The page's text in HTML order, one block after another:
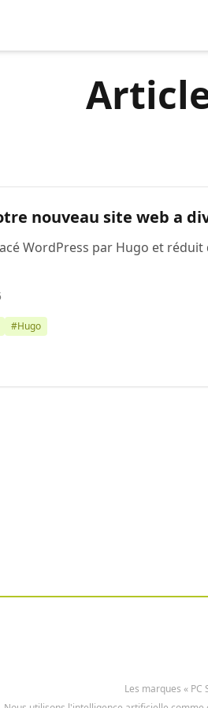
nouveau site web a
WordPress par Hugo et
#Hugo
Les marques « PC